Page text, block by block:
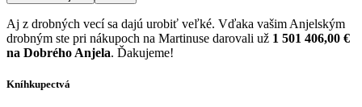
Aj z drobných vecí sa dajú urobiť veľké. Vďaka vašim Anjelským
drobným ste pri nákupoch na Martinuse darovali už 1 501 406,00 €
na Dobrého Anjela. Ďakujeme!
Kníhkupectvá